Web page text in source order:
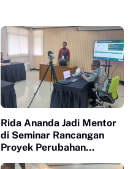
Rida Ananda Jadi Mentor
di Seminar Rancangan
Proyek Perubahan